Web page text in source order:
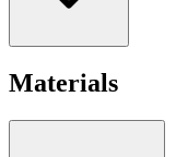
Materials